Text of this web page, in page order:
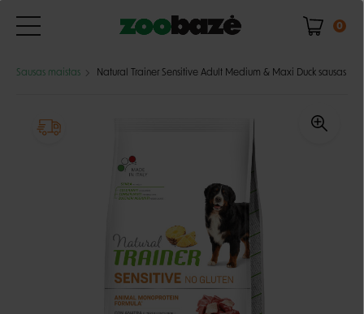
0
Sausas maistas Natural Trainer Sensitive Adult Medium & Maxi Duck sausas